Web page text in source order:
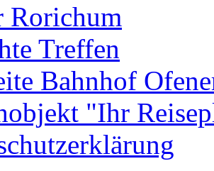
Rorichum
Treffen
Bahnhof
"Ihr